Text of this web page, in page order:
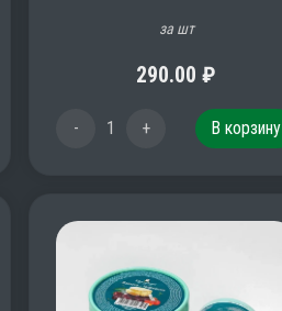
за шт
290.00 ₽
- 1 + В корзину